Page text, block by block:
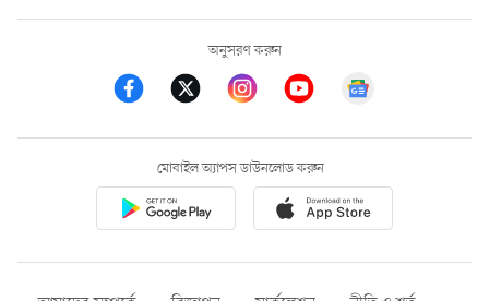
অনুসরণ করুন
মোবাইল অ্যাপস ডাউনলোড করুন